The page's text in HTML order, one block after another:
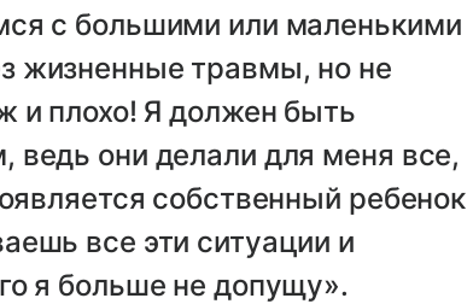
с большими или маленькими
жизненные травмы, но не
и плохо! Я должен быть
ведь они делали для меня все,
собственный ребенок
все эти ситуации и
я больше не допущу».